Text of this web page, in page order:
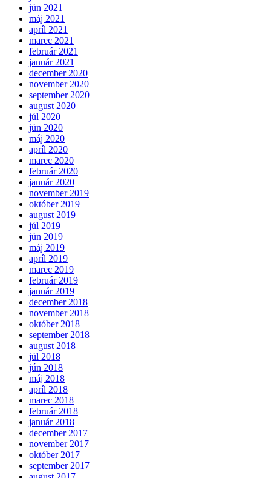
jún 2021
máj 2021
apríl 2021
marec 2021
február 2021
január 2021
december 2020
november 2020
september 2020
august 2020
júl 2020
jún 2020
máj 2020
apríl 2020
marec 2020
február 2020
január 2020
november 2019
október 2019
august 2019
júl 2019
jún 2019
máj 2019
apríl 2019
marec 2019
február 2019
január 2019
december 2018
november 2018
október 2018
september 2018
august 2018
júl 2018
jún 2018
máj 2018
apríl 2018
marec 2018
február 2018
január 2018
december 2017
november 2017
október 2017
september 2017